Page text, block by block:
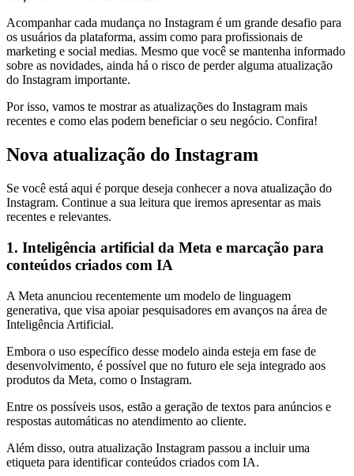
Acompanhar cada mudança no Instagram é um grande desafio para
os usuários da plataforma, assim como para profissionais de
marketing e social medias. Mesmo que você se mantenha informado
sobre as novidades, ainda há o risco de perder alguma atualização
do Instagram importante.
Por isso, vamos te mostrar as atualizações do Instagram mais
recentes e como elas podem beneficiar o seu negócio. Confira!
Nova atualização do Instagram
Se você está aqui é porque deseja conhecer a nova atualização do
Instagram. Continue a sua leitura que iremos apresentar as mais
recentes e relevantes.
1. Inteligência artificial da Meta e marcação para
conteúdos criados com IA
A Meta anunciou recentemente um modelo de linguagem
generativa, que visa apoiar pesquisadores em avanços na área de
Inteligência Artificial.
Embora o uso específico desse modelo ainda esteja em fase de
desenvolvimento, é possível que no futuro ele seja integrado aos
produtos da Meta, como o Instagram.
Entre os possíveis usos, estão a geração de textos para anúncios e
respostas automáticas no atendimento ao cliente.
Além disso, outra atualização Instagram passou a incluir uma
etiqueta para identificar conteúdos criados com IA.